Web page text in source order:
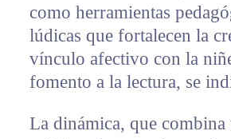
como herramientas
lúdicas que fortalecen la
vínculo afectivo con la
fomento a la lectura, se
La dinámica, que combina